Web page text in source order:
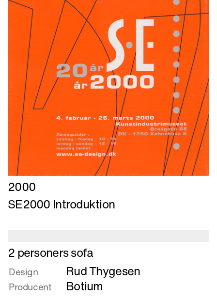
Læs
mere
om
2000
SE2000 Introduktion
Læs
mere
om
2
personers
2 personers sofa
Design Rud Thygesen
Producent Botium